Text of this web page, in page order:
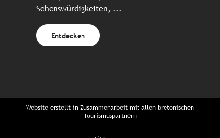
Sehenswürdigkeiten, ...
Entdecken
Website erstellt in Zusammenarbeit mit allen bretonischen
Tourismuspartnern